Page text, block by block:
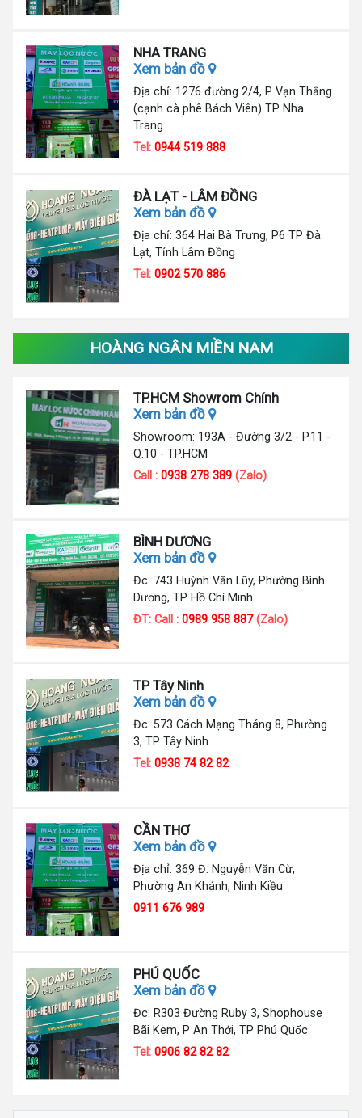
NHA TRANG
Xem bản đồ
Địa chỉ: 1276 đường 2/4, P Vạn Thắng
(cạnh cà phê Bách Viên) TP Nha
Trang
Tel:0944 519 888
ĐÀ LẠT - LÂM ĐỒNG
Xem bản đồ
Địa chỉ: 364 Hai Bà Trưng, P6 TP Đà
Lạt, Tỉnh Lâm Đồng
Tel:0902 570 886
HOÀNG NGÂN MIỀN NAM
TP.HCM Showrom Chính
Xem bản đồ
Showroom: 193A - Đường 3/2 - P.11 -
Q.10 - TP.HCM
Call :0938 278 389(Zalo)
BÌNH DƯƠNG
Xem bản đồ
Đc: 743 Huỳnh Văn Lũy, Phường Bình
Dương, TP Hồ Chí Minh
ĐT: Call :0989 958 887(Zalo)
TP Tây Ninh
Xem bản đồ
Đc: 573 Cách Mạng Tháng 8, Phường
3, TP Tây Ninh
Tel:0938 74 82 82
CẦN THƠ
Xem bản đồ
Địa chỉ: 369 Đ. Nguyễn Văn Cừ,
Phường An Khánh, Ninh Kiều
0911 676 989
PHÚ QUỐC
Xem bản đồ
Đc: R303 Đường Ruby 3, Shophouse
Bãi Kem, P An Thới, TP Phú Quốc
Tel:0906 82 82 82